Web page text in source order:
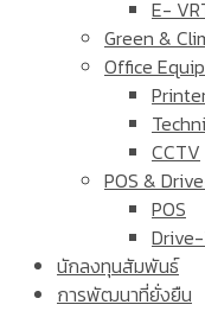
E-
Green &
Office
CCTV
POS &
POS
นักลงทุนสัมพันธ์
การพัฒนาที่ยั่งยืน